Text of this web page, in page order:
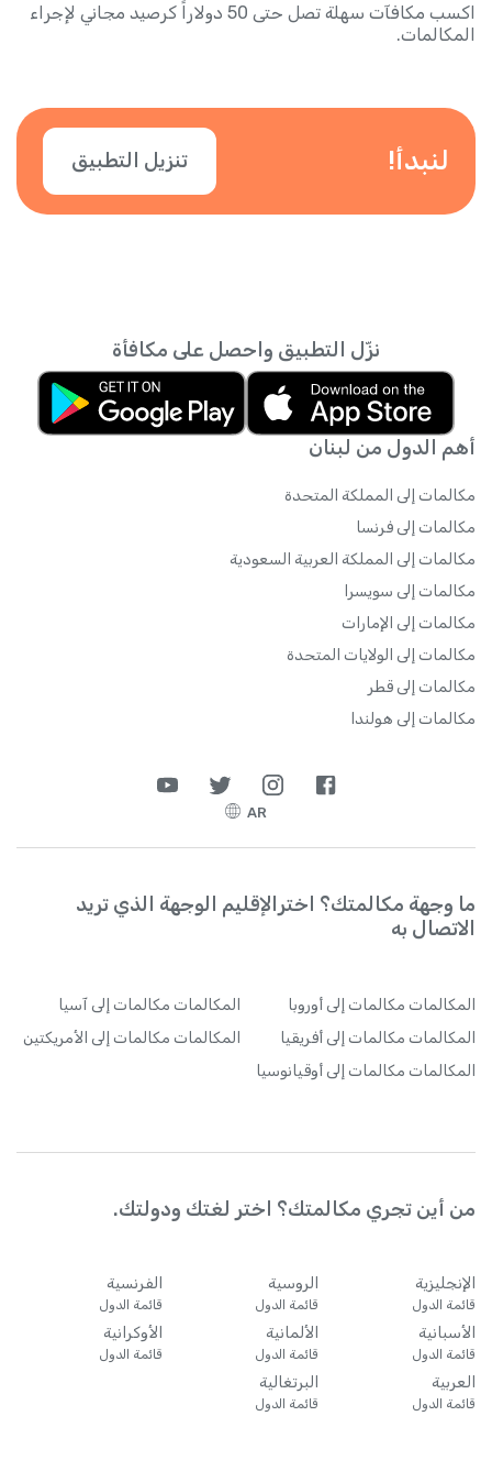
اكسب مكافآت سهلة تصل حتى 50 دولاراً كرصيد مجاني لإجراء
المكالمات.
لنبدأ! تنزيل التطبيق
أهم الدول من لبنان
مكالمات إلى المملكة المتحدة
مكالمات إلى فرنسا
مكالمات إلى المملكة العربية السعودية
مكالمات إلى سويسرا
مكالمات إلى الإمارات
مكالمات إلى الولايات المتحدة
مكالمات إلى قطر
مكالمات إلى هولندا
نزّل التطبيق واحصل على مكافأة
AR
ما وجهة مكالمتك؟ اخترالإقليم الوجهة الذي تريد
الاتصال به
المكالمات مكالمات إلى أوروبا المكالمات مكالمات إلى آسيا
المكالمات مكالمات إلى أفريقيا المكالمات مكالمات إلى الأمريكتين
المكالمات مكالمات إلى أوقيانوسيا
من أين تجري مكالمتك؟ اختر لغتك ودولتك.
الإنجليزية
قائمة الدول
الروسية
قائمة الدول
الفرنسية
قائمة الدول
الأسبانية
قائمة الدول
الألمانية
قائمة الدول
الأوكرانية
قائمة الدول
العربية
قائمة الدول
البرتغالية
قائمة الدول